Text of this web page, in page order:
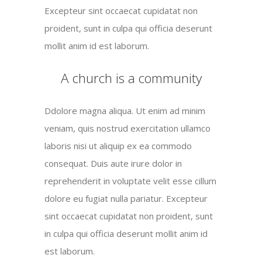
Excepteur sint occaecat cupidatat non
proident, sunt in culpa qui officia deserunt
mollit anim id est laborum.
A church is a community
Ddolore magna aliqua. Ut enim ad minim
veniam, quis nostrud exercitation ullamco
laboris nisi ut aliquip ex ea commodo
consequat. Duis aute irure dolor in
reprehenderit in voluptate velit esse cillum
dolore eu fugiat nulla pariatur. Excepteur
sint occaecat cupidatat non proident, sunt
in culpa qui officia deserunt mollit anim id
est laborum.